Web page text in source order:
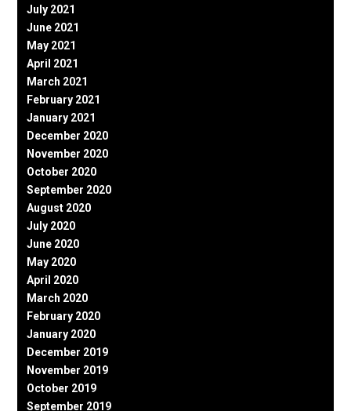
July 2021
June 2021
May 2021
April 2021
March 2021
February 2021
January 2021
December 2020
November 2020
October 2020
September 2020
August 2020
July 2020
June 2020
May 2020
April 2020
March 2020
February 2020
January 2020
December 2019
November 2019
October 2019
September 2019